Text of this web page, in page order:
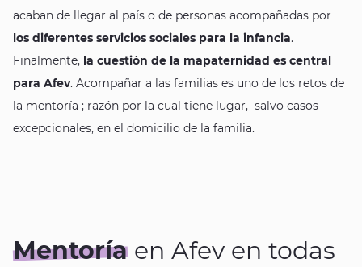
acaban de llegar al país o de personas acompañadas por
los diferentes servicios sociales para la infancia.
Finalmente, la cuestión de la mapaternidad es central
para Afev. Acompañar a las familias es uno de los retos de
la mentoría ; razón por la cual tiene lugar, salvo casos
excepcionales, en el domicilio de la familia.
Mentoría en Afev en todas